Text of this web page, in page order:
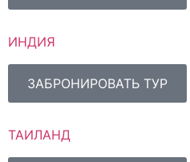
ИНДИЯ
ЗАБРОНИРОВАТЬ ТУР
ТАИЛАНД